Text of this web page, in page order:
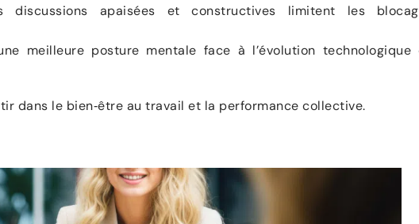
apaisées et constructives limitent les
meilleure posture mentale face à l’évolution technologique
dans le bien‑être au travail et la performance collective.